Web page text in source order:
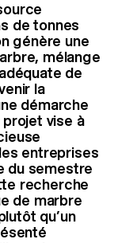
de tonnes
génère une
mélange
de
la
démarche
vise à
entreprises
du semestre
recherche
de marbre
qu’un